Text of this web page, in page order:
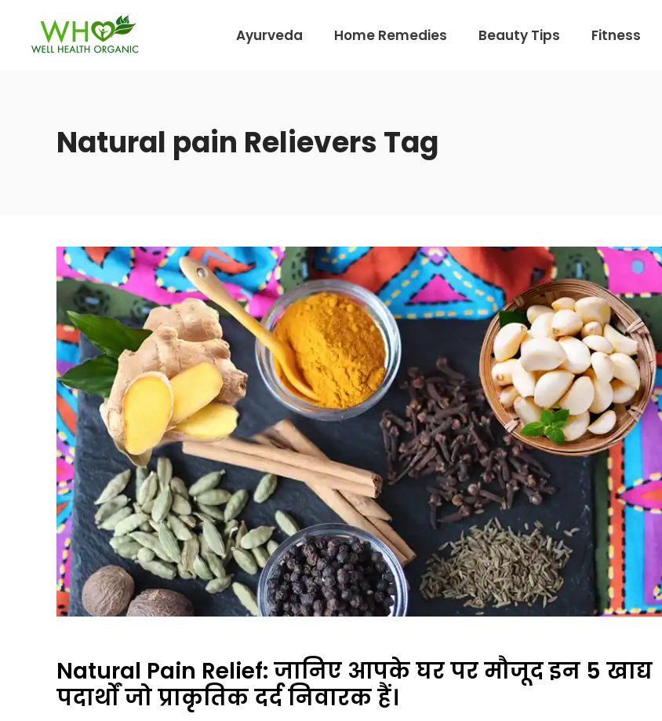
Ayurveda Home Remedies Beauty Tips Fitness
Natural pain Relievers Tag
Natural Pain Relief: जानिए आपके घर पर मौजूद इन 5 खाद्य
पदार्थों जो प्राकृतिक दर्द निवारक हैं।